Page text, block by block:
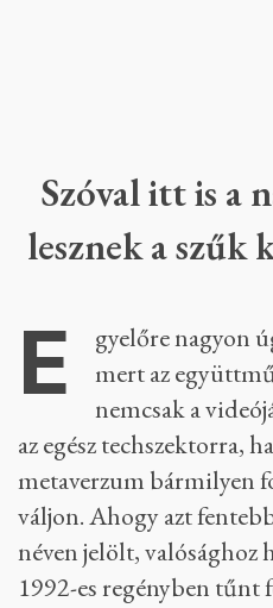
Szóval itt is a nagy techcégek
lesznek a szűk
E
gyelőre nagyon
mert az
nemcsak a
az egész techszektorra,
metaverzum bármilyen
váljon. Ahogy azt
néven jelölt,
1992-es regényben tűnt